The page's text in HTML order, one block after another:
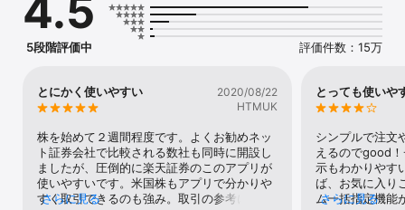
■My Page
自身の投資スタイルに合わせて自由にカスタマイズできる「My
Page」。市況やニュース、資産状況など30種類以上のパーツを自由
に組み合わせて画面を構成することができ、最大10ページまで保存
■Market Today
資レポート、株主優待情報、経済カレンダー、楽天証券経済研究所
によるニュースキューレーションした情報が閲覧できます。
■武蔵（板発注・フル板）注文
板情報を確認しながらタップやドラッグ＆ドロップで直感的に素早
4.5
5段階評価中 評価件数：15万
とにかく使いやすい
2020/08/22
HTMUK
株を始めて２週間程度です。よくお勧めネッ
ト証券会社で比較される数社も同時に開設し
ましたが、圧倒的に楽天証券のこのアプリが
使いやすいです。米国株もアプリで分かりや
すく取引できるのも強み。取引の参考になる
さらに見る
とっても使いや
シンプルで注文
えるのでgood
示もわかりやす
ば、お気に入り
ム一括指定機能
さらに見る